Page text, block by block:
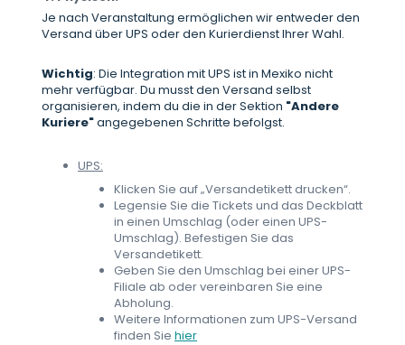
Je nach Veranstaltung ermöglichen wir entweder den
Versand über UPS oder den Kurierdienst Ihrer Wahl.
Wichtig: Die Integration mit UPS ist in Mexiko nicht
mehr verfügbar. Du musst den Versand selbst
organisieren, indem du die in der Sektion "Andere
Kuriere"angegebenen Schritte befolgst.
UPS:
Klicken Sie auf „Versandetikett drucken“.
Legensie Sie die Tickets und das Deckblatt
in einen Umschlag (oder einen UPS-
Umschlag). Befestigen Sie das
Versandetikett.
Geben Sie den Umschlag bei einer UPS-
Filiale ab oder vereinbaren Sie eine
Abholung.
Weitere Informationen zum UPS-Versand
finden Sie hier